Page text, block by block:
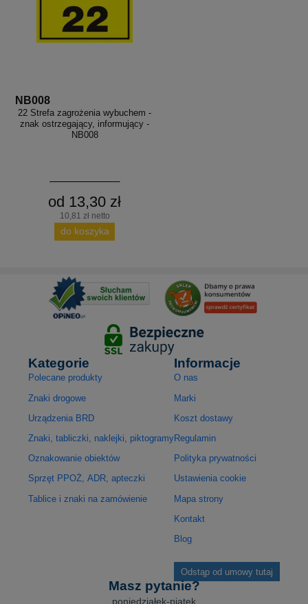
NB008
22 Strefa zagrożenia wybuchem -
znak ostrzegający, informujący -
NB008
od 13,30 zł
10,81 zł netto
do koszyka
Kategorie
Polecane produkty
Znaki drogowe
Urządzenia BRD
Znaki, tabliczki, naklejki, piktogramy
Oznakowanie obiektów
Sprzęt PPOŻ, ADR, apteczki
Tablice i znaki na zamówienie
Informacje
O nas
Marki
Koszt dostawy
Regulamin
Polityka prywatności
Ustawienia cookie
Mapa strony
Kontakt
Blog
Odstąp od umowy tutaj
Masz pytanie?
poniedziałek-piątek